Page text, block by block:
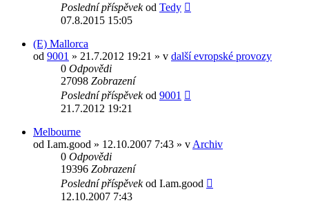
Poslední příspěvekod Tedy
07.8.2015 15:05
(E) Mallorca
od 9001 » 21.7.2012 19:21 » v další evropské provozy
0 Odpovědi
27098 Zobrazení
Poslední příspěvekod 9001
21.7.2012 19:21
Melbourne
od I.am.good » 12.10.2007 7:43 » v Archiv
0 Odpovědi
19396 Zobrazení
Poslední příspěvekod I.am.good
12.10.2007 7:43